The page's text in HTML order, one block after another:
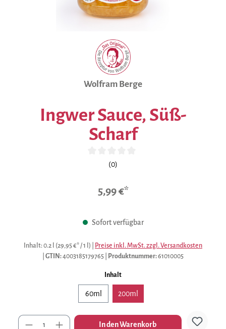
Wolfram Berge
Ingwer Sauce, Süß-
Scharf
Durchschnittliche Bewertung von 0 von 5 Sternen
(0)
5,99 €*
Sofort verfügbar
Inhalt: 0.2 l (29,95 €* / 1 l)
Preise inkl. MwSt. zzgl. Versandkosten
GTIN:4003185179765 Produktnummer:61010005
Inhaltauswählen
60ml 200ml
Anzahl In den Warenkorb